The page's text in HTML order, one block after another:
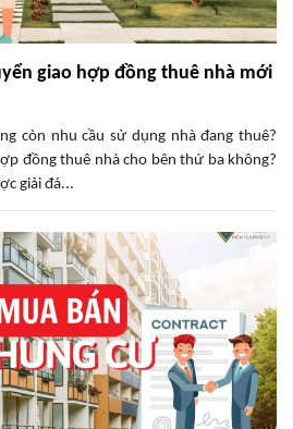
giao hợp đồng thuê nhà mới
còn nhu cầu sử dụng nhà đang thuê?
đồng thuê nhà cho bên thứ ba không?
giải đá...